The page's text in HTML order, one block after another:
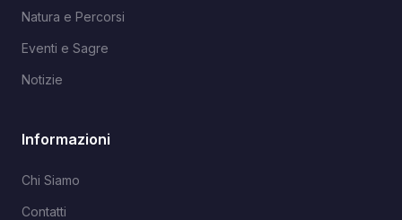
Natura e Percorsi
Eventi e Sagre
Notizie
Informazioni
Chi Siamo
Contatti